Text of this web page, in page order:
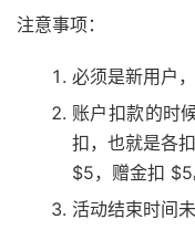
市
动
5
电
5 3
注意事项：
必须是新用户
账户扣款的时
扣，也就是各
$5，赠金扣 $5
活动结束时间